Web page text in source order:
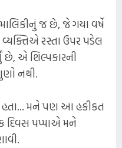
જ છે, જે ગયા વર્ષે
વ્યક્તિએ રસ્તા ઉપર પડેલ
છે, એ શિલ્પકારની
નથી.
હતા... મને પણ આ હકીકત
દિવસ પપ્પાએ મને